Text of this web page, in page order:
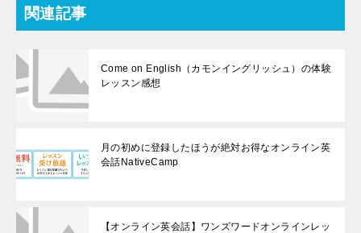
関連記事
Come on English（カモンイングリッシュ）の体験
レッスン感想
月の初めに登録したほうが絶対お得なオンライン英
会話NativeCamp
【オンライン英会話】ワンズワードオンラインレッ